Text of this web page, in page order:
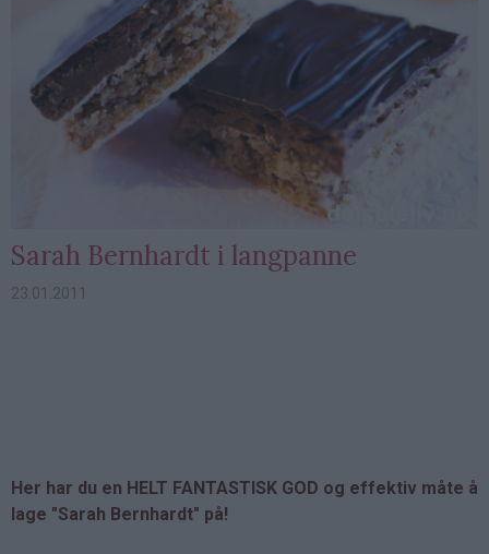
Sarah Bernhardt i langpanne
23.01.2011
Her har du en HELT FANTASTISK GOD og effektiv måte å
lage "Sarah Bernhardt" på!